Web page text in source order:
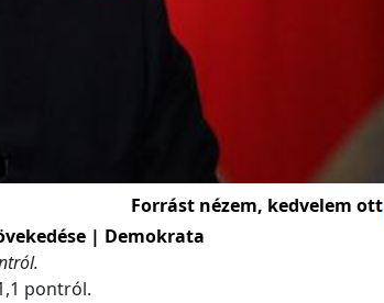
Forrást nézem, kedvelem ott
| Demokrata
pontról.